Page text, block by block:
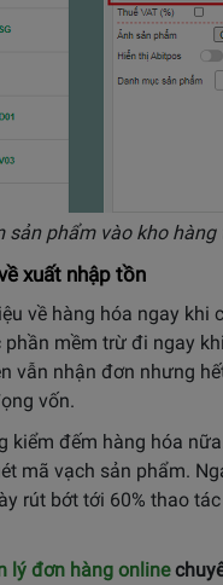
sản phẩm vào kho hàng
xuất nhập tồn
về hàng hóa ngay
mềm trừ đi ngay
vẫn nhận đơn nhưng
vốn.
kiểm đếm hàng hóa
mã vạch sản phẩm.
rút bớt tới 60% thao
lý đơn hàng online